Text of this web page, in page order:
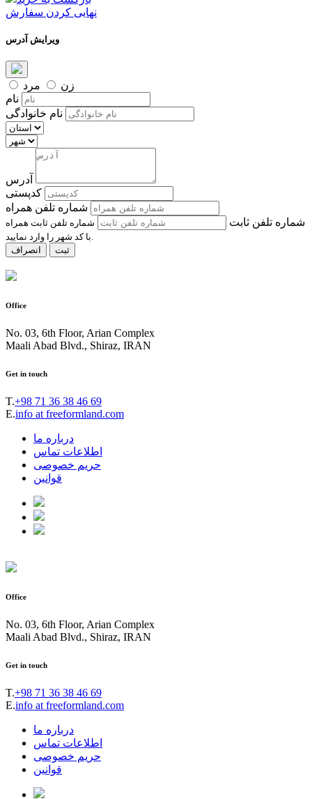
نهایی کردن سفارش
ویرایش آدرس
زن
مرد
نام
نام خانوادگی
آدرس
کدپستی
شماره تلفن همراه
شماره تلفن ثابت
شماره تلفن ثابت همراه
با کد شهر را وارد نمایید.
انصراف
ثبت
Office
No. 03, 6th Floor, Arian Complex
Maali Abad Blvd., Shiraz, IRAN
Get in touch
T.+98 71 36 38 46 69
E.info at freeformland.com
درباره ما
اطلاعات تماس
حریم خصوصی
قوانین
Office
No. 03, 6th Floor, Arian Complex
Maali Abad Blvd., Shiraz, IRAN
Get in touch
T.+98 71 36 38 46 69
E.info at freeformland.com
درباره ما
اطلاعات تماس
حریم خصوصی
قوانین